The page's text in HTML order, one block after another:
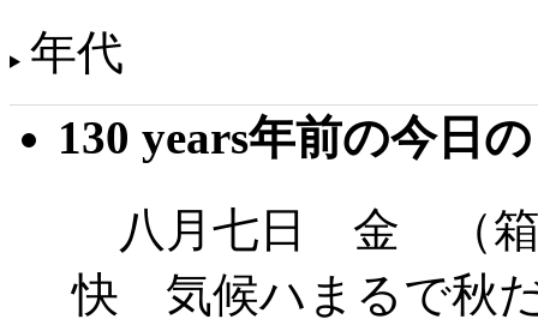
年代
130 years年前の今日
八月七日 金 （箱
快 気候ハまるで秋